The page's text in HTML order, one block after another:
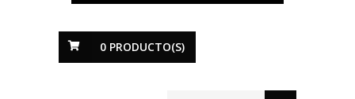
0 PRODUCTO(S)